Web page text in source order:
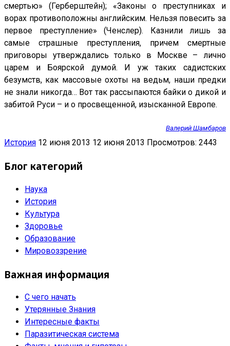
смертью» (Герберштейн); «Законы о преступниках и
ворах противоположны английским. Нельзя повесить за
первое преступление» (Ченслер). Казнили лишь за
самые страшные преступления, причем смертные
приговоры утверждались только в Москве – лично
царем и Боярской думой. И уж таких садистских
безумств, как массовые охоты на ведьм, наши предки
не знали никогда… Вот так рассыпаются байки о дикой и
забитой Руси – и о просвещенной, изысканной Европе.
Валерий Шамбаров
История 12 июня 2013 12 июня 2013 Просмотров: 2443
Блог категорий
Наука
История
Культура
Здоровье
Образование
Мировоззрение
Важная информация
С чего начать
Утерянные Знания
Интересные факты
Паразитическая система